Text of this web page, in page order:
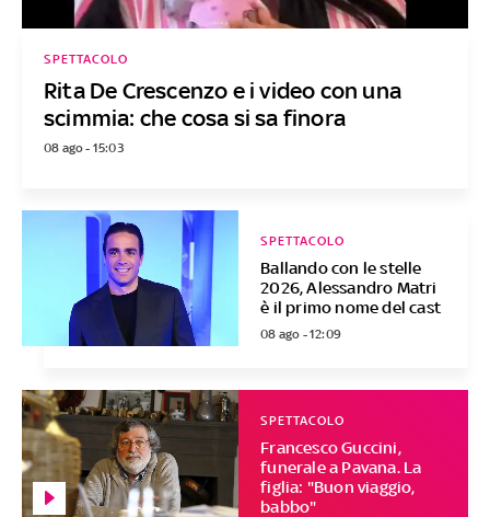
Rita De Crescenzo e i video con una
scimmia: che cosa si sa finora
SPETTACOLO
08 ago - 15:03
Ballando con le stelle
2026, Alessandro Matri
è il primo nome del cast
SPETTACOLO
08 ago - 12:09
Francesco Guccini,
funerale a Pavana. La
figlia: "Buon viaggio,
babbo"
SPETTACOLO